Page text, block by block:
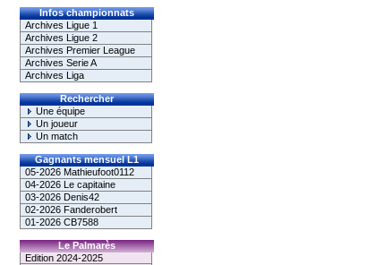
Infos championnats
Archives Ligue 1
Archives Ligue 2
Archives Premier League
Archives Serie A
Archives Liga
Rechercher
Une équipe
Un joueur
Un match
Gagnants mensuel L1
05-2026 Mathieufoot0112
04-2026 Le capitaine
03-2026 Denis42
02-2026 Fanderobert
01-2026 CB7588
Le Palmarès
Edition 2024-2025